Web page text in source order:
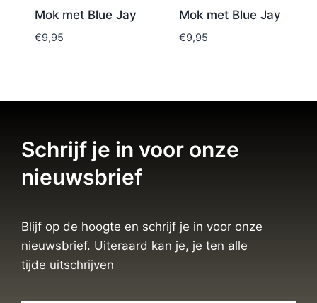
Mok met Blue Jay
€9,95
Mok met Blue Jay
€9,95
Schrijf je in voor onze
nieuwsbrief
Blijf op de hoogte en schrijf je in voor onze
nieuwsbrief. Uiteraard kan je, je ten alle
tijde uitschrijven